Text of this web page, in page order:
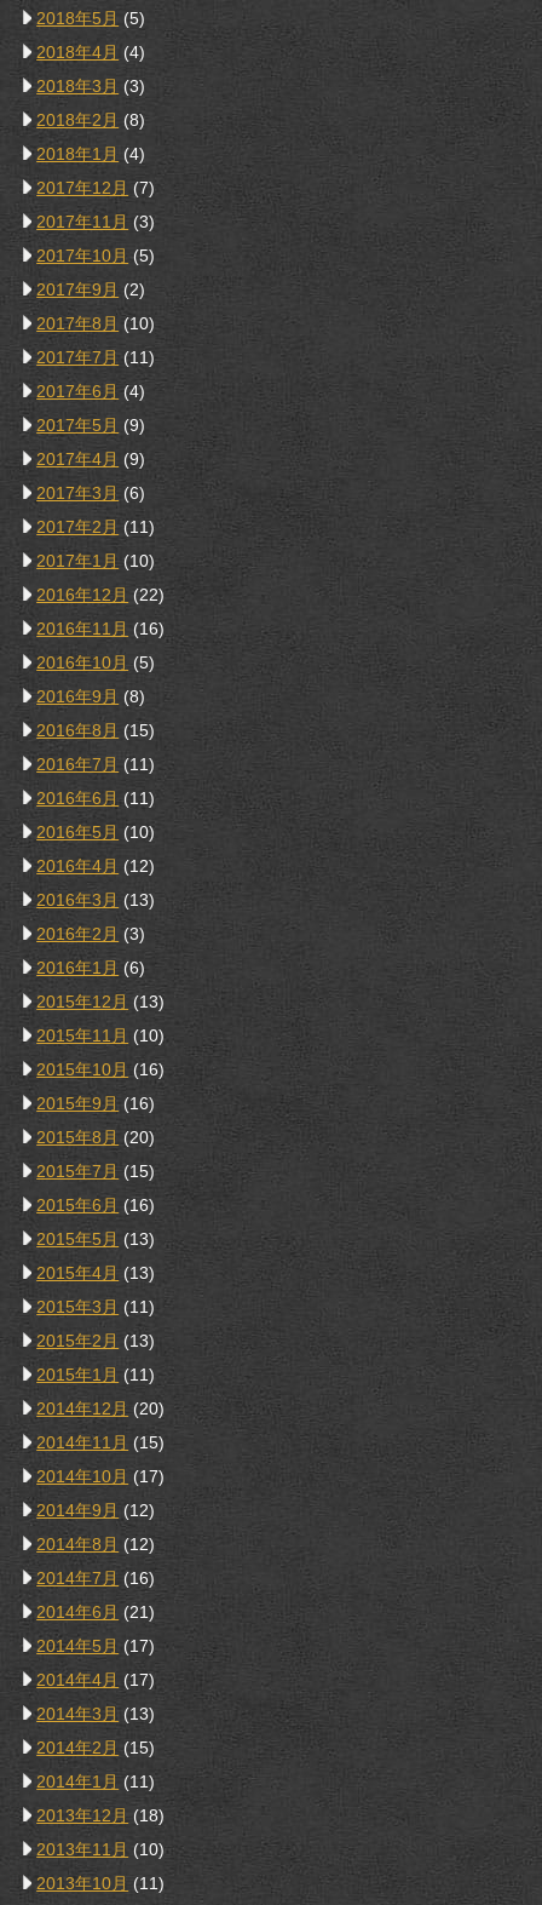
2018年5月 (5)
2018年4月 (4)
2018年3月 (3)
2018年2月 (8)
2018年1月 (4)
2017年12月 (7)
2017年11月 (3)
2017年10月 (5)
2017年9月 (2)
2017年8月 (10)
2017年7月 (11)
2017年6月 (4)
2017年5月 (9)
2017年4月 (9)
2017年3月 (6)
2017年2月 (11)
2017年1月 (10)
2016年12月 (22)
2016年11月 (16)
2016年10月 (5)
2016年9月 (8)
2016年8月 (15)
2016年7月 (11)
2016年6月 (11)
2016年5月 (10)
2016年4月 (12)
2016年3月 (13)
2016年2月 (3)
2016年1月 (6)
2015年12月 (13)
2015年11月 (10)
2015年10月 (16)
2015年9月 (16)
2015年8月 (20)
2015年7月 (15)
2015年6月 (16)
2015年5月 (13)
2015年4月 (13)
2015年3月 (11)
2015年2月 (13)
2015年1月 (11)
2014年12月 (20)
2014年11月 (15)
2014年10月 (17)
2014年9月 (12)
2014年8月 (12)
2014年7月 (16)
2014年6月 (21)
2014年5月 (17)
2014年4月 (17)
2014年3月 (13)
2014年2月 (15)
2014年1月 (11)
2013年12月 (18)
2013年11月 (10)
2013年10月 (11)